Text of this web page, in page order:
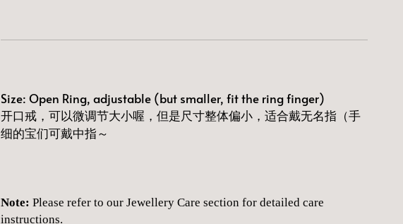
Size: Open Ring, adjustable (but smaller, fit the ring finger)
开口戒，可以微调节大小喔，但是尺寸整体偏小，适合戴无名指（手
细的宝们可戴中指～
Note: Please refer to our Jewellery Care section for detailed care
instructions.